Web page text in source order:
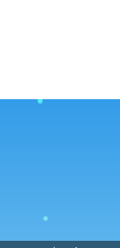
นี ประจำปีงบประม
. 2569 (ระยะ 3) จ